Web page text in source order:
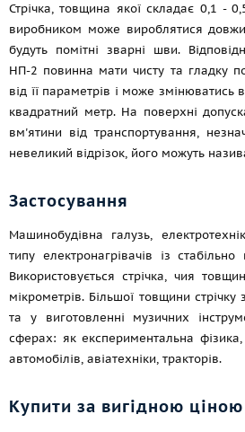
Стрічка, товщина якої складає 0,1 -
виробником може вироблятися
будуть помітні зварні шви.
НП-2 повинна мати чисту та гладку
від її параметрів і може змінюватись
квадратний метр. На поверхні
вм'ятини від транспортування,
невеликий відрізок, його можуть
Застосування
Машинобудівна галузь,
типу електронагрівачів із
Використовується стрічка, чия
мікрометрів. Більшої товщини
та у виготовленні музичних
сферах: як експериментальна
автомобілів, авіатехніки, тракторів.
Купити за вигідною ціною